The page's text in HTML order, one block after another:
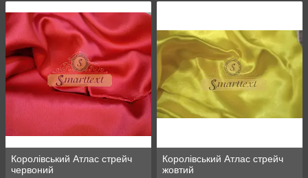
Королівський Атлас стрейч
червоний
Королівський Атлас стрейч
жовтий